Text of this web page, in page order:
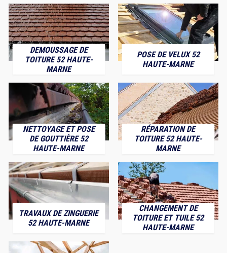
DEMOUSSAGE DE
TOITURE 52 HAUTE-
MARNE
POSE DE VELUX 52
HAUTE-MARNE
NETTOYAGE ET POSE
DE GOUTTIÈRE 52
HAUTE-MARNE
RÉPARATION DE
TOITURE 52 HAUTE-
MARNE
TRAVAUX DE ZINGUERIE
52 HAUTE-MARNE
CHANGEMENT DE
TOITURE ET TUILE 52
HAUTE-MARNE